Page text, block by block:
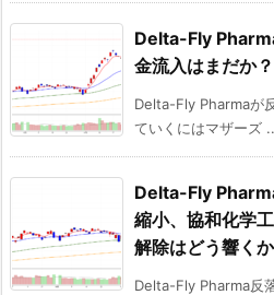
Delta-Fly
金流入はまだか？
Delta-Fly Pharmaが
ていくにはマザーズ
Delta-Fly
縮小、協和化学
解除はどう響く
Delta-Fly Pharma反